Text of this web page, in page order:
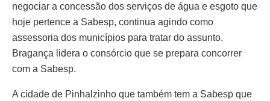
negociar a concessão dos serviços de água e esgoto que
hoje pertence a Sabesp, continua agindo como
assessoria dos municípios para tratar do assunto.
Bragança lidera o consórcio que se prepara concorrer
com a Sabesp.
A cidade de Pinhalzinho que também tem a Sabesp que